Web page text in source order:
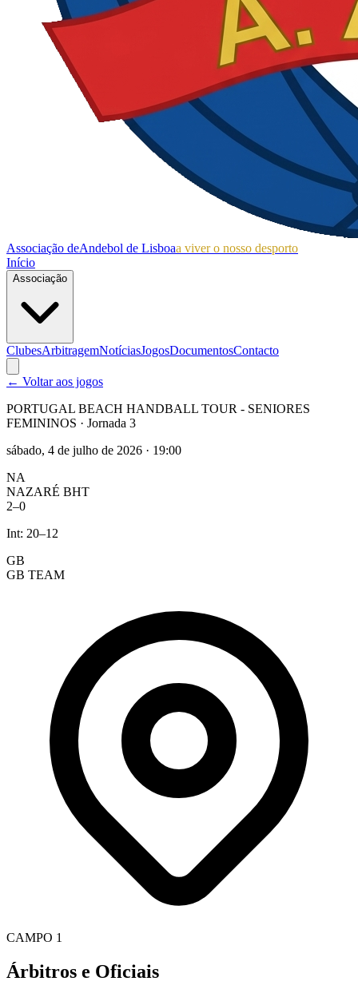
Associação deAndebol de Lisboaa viver o nosso desporto
Início
Associação
ClubesArbitragemNotíciasJogosDocumentosContacto
← Voltar aos jogos
PORTUGAL BEACH HANDBALL TOUR - SENIORES
FEMININOS · Jornada 3
sábado, 4 de julho de 2026 · 19:00
NA
NAZARÉ BHT
2–0
Int: 20–12
GB
GB TEAM
CAMPO 1
Árbitros e Oficiais